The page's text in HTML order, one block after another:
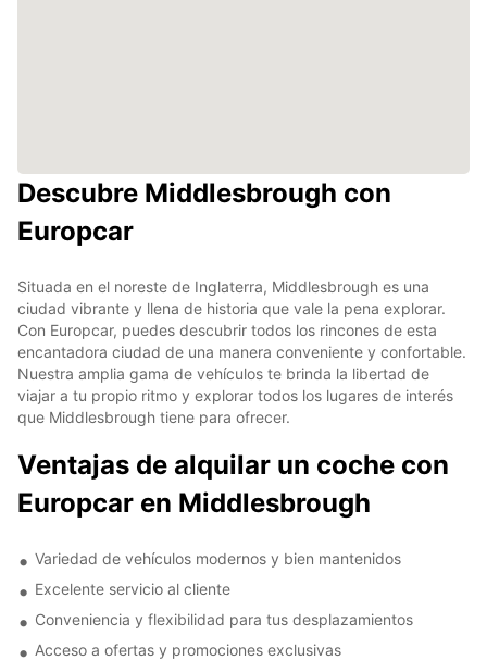
Descubre Middlesbrough con
Europcar
Situada en el noreste de Inglaterra, Middlesbrough es una
ciudad vibrante y llena de historia que vale la pena explorar.
Con Europcar, puedes descubrir todos los rincones de esta
encantadora ciudad de una manera conveniente y confortable.
Nuestra amplia gama de vehículos te brinda la libertad de
viajar a tu propio ritmo y explorar todos los lugares de interés
que Middlesbrough tiene para ofrecer.
Ventajas de alquilar un coche con
Europcar en Middlesbrough
Variedad de vehículos modernos y bien mantenidos
Excelente servicio al cliente
Conveniencia y flexibilidad para tus desplazamientos
Acceso a ofertas y promociones exclusivas